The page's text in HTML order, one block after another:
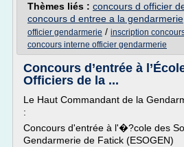
Thèmes liés : concours d officier
concours d entree a la gendarmerie
officier gendarmerie / inscription
concours interne officier gendarmerie
Concours d’entrée à
Officiers de la ...
Le Haut Commandant de la
:
Concours d'entrée à l'�?cole des
Gendarmerie de Fatick (ESOGEN)